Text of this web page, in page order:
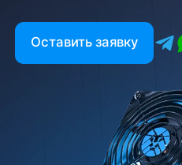
Оставить заявку